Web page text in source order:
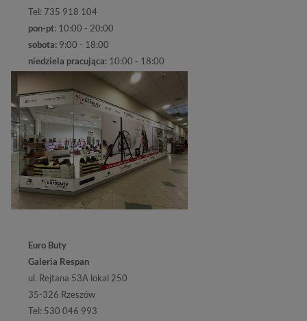
Tel: 735 918 104
pon-pt: 10:00 - 20:00
sobota: 9:00 - 18:00
niedziela pracująca: 10:00 - 18:00
Euro Buty
Galeria Respan
ul. Rejtana 53A lokal 250
35-326 Rzeszów
Tel: 530 046 993